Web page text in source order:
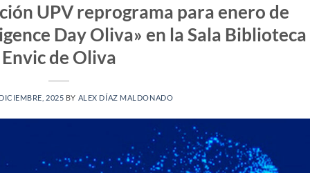
UPV reprograma para enero de
Day Oliva» en la Sala Biblioteca
Envic de Oliva
2025 BY ALEX DÍAZ MALDONADO